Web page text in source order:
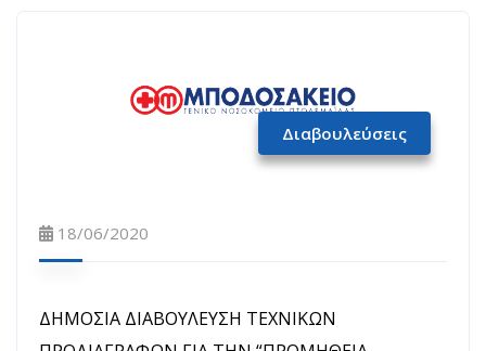
Διαβουλεύσεις
18/06/2020
ΔΗΜΟΣΙΑ ΔΙΑΒΟΥΛΕΥΣΗ ΤΕΧΝΙΚΩΝ